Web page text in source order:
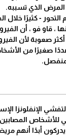
المرض الذي تسببه.
- كثيرًا خلال
، قاو فو ، أن
صعوبة لأن
صغيرًا من
منفصل.
للأشخاص
أبدًا أنهم